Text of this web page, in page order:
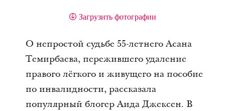
Загрузить фотографии
О непростой судьбе 55-летнего Асана
Темирбаева, пережившего удаление
правого лёгкого и живущего на пособие
по инвалидности, рассказала
популярный блогер Аида Джексен. В